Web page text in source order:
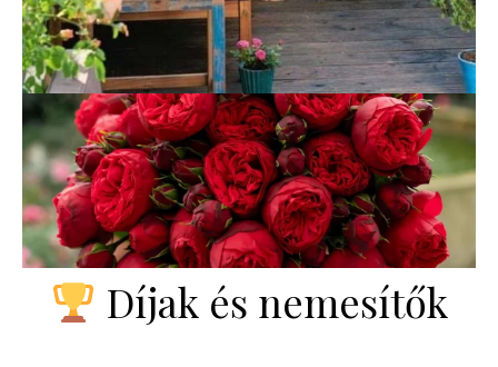
Díjak és nemesítők